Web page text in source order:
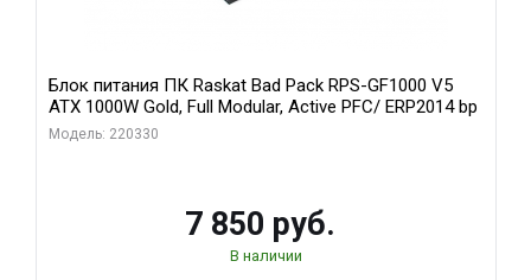
Блок питания ПК Raskat Bad Pack RPS-GF1000 V5
ATX 1000W Gold, Full Modular, Active PFC/ ERP2014 bp
Модель: 220330
7 850 руб.
В наличии